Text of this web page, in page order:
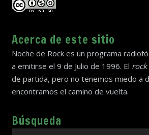
Acerca de este sitio
Noche de Rock es un programa
a emitirse el 9 de Julio de 1996. El rock
de partida, pero no tenemos miedo a
encontramos el camino de vuelta.
Búsqueda